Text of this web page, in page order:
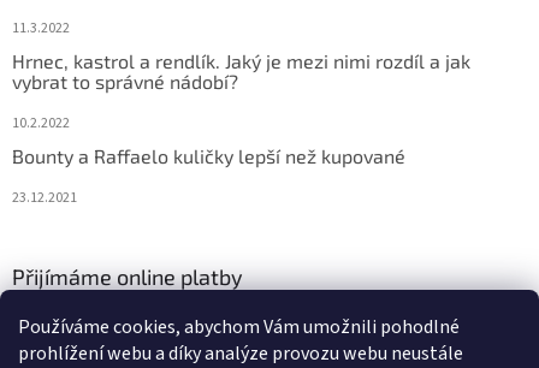
Používáme cookies, abychom Vám umožnili pohodlné
prohlížení webu a díky analýze provozu webu neustále
11.3.2022
Hrnec, kastrol a rendlík. Jaký je mezi nimi rozdíl a jak
vybrat to správné nádobí?
10.2.2022
Bounty a Raffaelo kuličky lepší než kupované
23.12.2021
Přijímáme online platby